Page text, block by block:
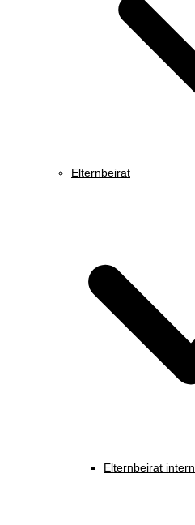
Elternbeirat
Elternbeirat intern